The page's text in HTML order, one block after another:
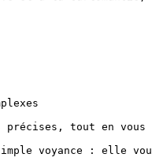
précises, tout en
voyance : elle